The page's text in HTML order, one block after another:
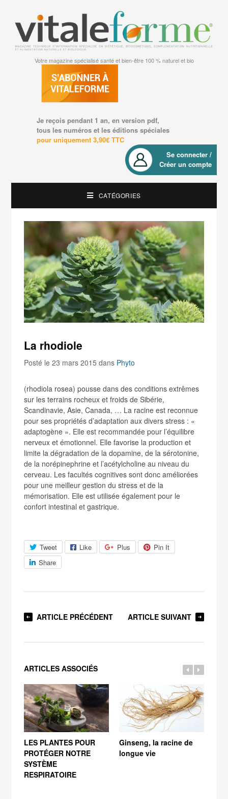
Votre magazine spécialisé santé et bien-être 100 % naturel et bio
Je reçois pendant 1 an, en version pdf,
tous les numéros et les éditions spéciales
pour uniquement 3,90€ TTC
Se connecter /
Créer un compte
CATÉGORIES
La rhodiole
Posté le 23 mars 2015dans Phyto
(rhodiola rosea) pousse dans des conditions extrêmes
sur les terrains rocheux et froids de Sibérie,
Scandinavie, Asie, Canada, … La racine est reconnue
pour ses propriétés d’adaptation aux divers stress : «
adaptogène ». Elle est recommandée pour l’équilibre
nerveux et émotionnel. Elle favorise la production et
limite la dégradation de la dopamine, de la sérotonine,
de la norépinephrine et l’acétylcholine au niveau du
cerveau. Les facultés cognitives sont donc améliorées
pour une meilleur gestion du stress et de la
mémorisation. Elle est utilisée également pour le
confort intestinal et gastrique.
Tweet Like Plus
Pin It
Share
ARTICLE PRÉCÉDENT ARTICLE SUIVANT
ARTICLES ASSOCIÉS
LES PLANTES POUR
PROTÉGER NOTRE
SYSTÈME
RESPIRATOIRE
Ginseng, la racine de
longue vie